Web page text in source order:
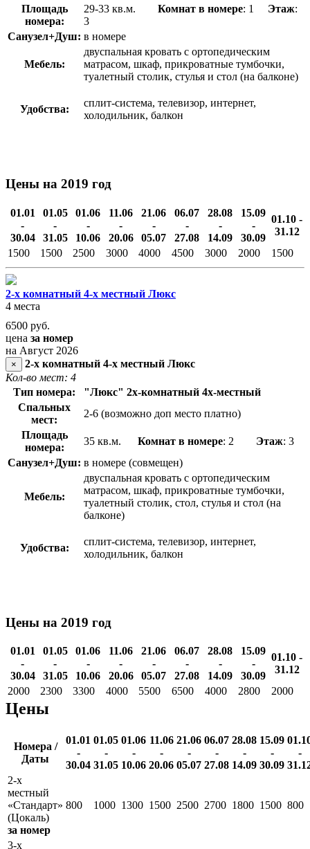
Площадь
номера:
29-33 кв.м. Комнат в номере: 1 Этаж:
3
Санузел+Душ: в номере
Мебель:
двуспальная кровать с ортопедическим
матрасом, шкаф, прикроватные тумбочки,
туалетный столик, стулья и стол (на балконе)
Удобства:
сплит-система, телевизор, интернет,
холодильник, балкон
Цены на 2019 год
01.01
-
30.04
01.05
-
31.05
01.06
-
10.06
11.06
-
20.06
21.06
-
05.07
06.07
-
27.08
28.08
-
14.09
15.09
-
30.09
01.10 -
31.12
1500
1500 2500 3000 4000 4500 3000 2000 1500
2-х комнатный 4-х местный Люкс
4 места
6500 руб.
цена за номер
на Август 2026
×
2-х комнатный 4-х местный Люкс
Кол-во мест: 4
Тип номера:
"Люкс" 2х-комнатный 4х-местный
Спальных
мест:
2-6 (возможно доп место платно)
Площадь
номера:
35 кв.м. Комнат в номере: 2 Этаж: 3
Санузел+Душ: в номере (совмещен)
Мебель:
двуспальная кровать с ортопедическим
матрасом, шкаф, прикроватные тумбочки,
туалетный столик, стол, стулья и стол (на
балконе)
Удобства:
сплит-система, телевизор, интернет,
холодильник, балкон
Цены на 2019 год
01.01
-
30.04
01.05
-
31.05
01.06
-
10.06
11.06
-
20.06
21.06
-
05.07
06.07
-
27.08
28.08
-
14.09
15.09
-
30.09
01.10 -
31.12
2000
2300 3300 4000 5500 6500 4000 2800 2000
Цены
Номера /
Даты
01.01
-
30.04
01.05
-
31.05
01.06
-
10.06
11.06
-
20.06
21.06
-
05.07
06.07
-
27.08
28.08
-
14.09
15.09
-
30.09
-
2-х
местный
«Стандарт»
(Цокаль)
за номер
800 1000 1300 1500 2500 2700 1800 1500 800
3-х